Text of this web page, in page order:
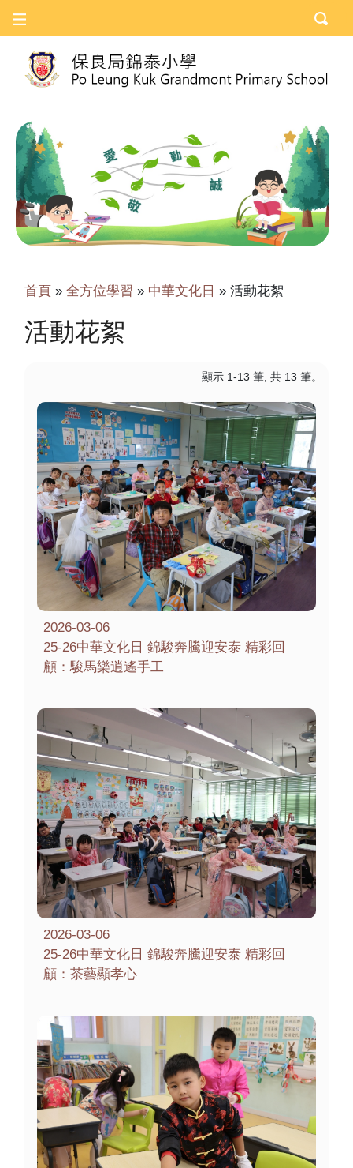
首頁 » 全方位學習 » 中華文化日 » 活動花絮
活動花絮
顯示 1-13 筆, 共 13 筆。
2026-03-06
25-26中華文化日 錦駿奔騰迎安泰 精彩回
顧：駿馬樂逍遙手工
2026-03-06
25-26中華文化日 錦駿奔騰迎安泰 精彩回
顧：茶藝顯孝心